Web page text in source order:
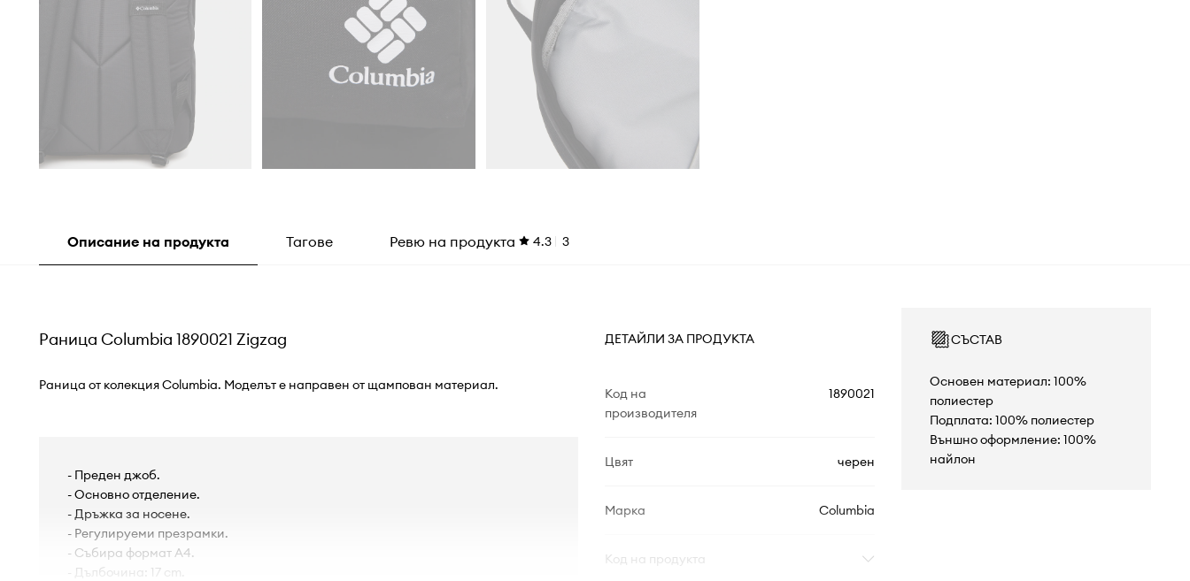
Описание на продукта Тагове Ревю на продукта 4.3 3
Раница Columbia 1890021 Zigzag
Раница от колекция Columbia. Моделът е направен от щампован материал.
- Преден джоб.
- Основно отделение.
- Дръжка за носене.
- Регулируеми презрамки.
- Събира формат А4.
- Дълбочина: 17 cm.
ДЕТАЙЛИ ЗА ПРОДУКТА
Код на
производителя
1890021
Цвят черен
Марка Columbia
Код на продукта
СЪСТАВ
Основен материал: 100%
полиестер
Подплата: 100% полиестер
Външно оформление: 100%
найлон